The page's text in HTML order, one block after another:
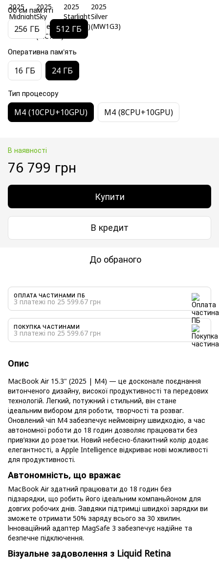
Об'єм пам'яті
256 ГБ 512 ГБ
Оперативна пам'ять
16 ГБ 24 ГБ
Тип процесору
M4 (10CPU+10GPU) M4 (8CPU+10GPU)
В наявності
76 799 грн
Купити
В кредит
До обраного
ОПЛАТА ЧАСТИНАМИ ПБ
3 платежі по 25 599.67 грн
ПОКУПКА ЧАСТИНАМИ
3 платежі по 25 599.67 грн
Опис
MacBook Air 15.3" (2025 | M4) — це досконале поєднання
витонченого дизайну, високої продуктивності та передових
технологій. Легкий, потужний і стильний, він стане
ідеальним вибором для роботи, творчості та розваг.
Оновлений чіп M4 забезпечує неймовірну швидкодію, а час
автономної роботи до 18 годин дозволяє працювати без
прив’язки до розетки. Новий небесно-блакитний колір додає
елегантності, а Apple Intelligence відкриває нові можливості
для продуктивності.
Автономність, що вражає
MacBook Air здатний працювати до 18 годин без
підзарядки, що робить його ідеальним компаньйоном для
довгих робочих днів. Завдяки підтримці швидкої зарядки ви
зможете отримати 50% заряду всього за 30 хвилин.
Інноваційний адаптер MagSafe 3 забезпечує надійне та
безпечне підключення.
Візуальне задоволення з Liquid Retina